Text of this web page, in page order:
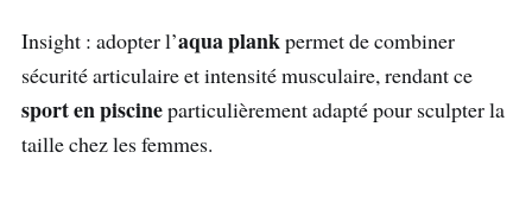
Insight : adopter l’aqua plankpermet de combiner
sécurité articulaire et intensité musculaire, rendant ce
sport en piscineparticulièrement adapté pour sculpter la
taille chez les femmes.